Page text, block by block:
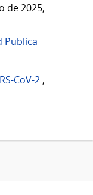
de 2025,
Publica
CoV-2 ,